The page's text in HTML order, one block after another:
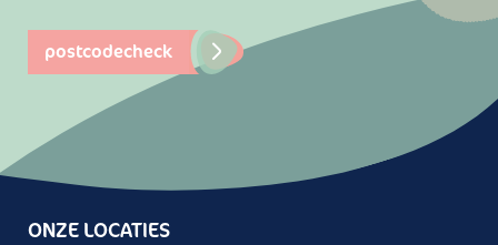
postcodecheck
ONZE LOCATIES